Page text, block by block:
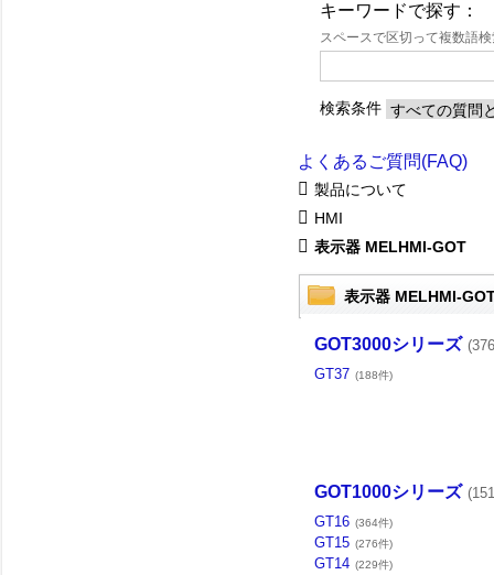
キーワードで探す：
スペースで区切って複数語
検索条件
よくあるご質問(FAQ)
製品について
HMI
表示器 MELHMI-GOT
表示器 MELHMI-
GOT3000シリーズ
GT37 (188件)
GOT1000シリーズ
GT16 (364件)
GT15 (276件)
GT14 (229件)